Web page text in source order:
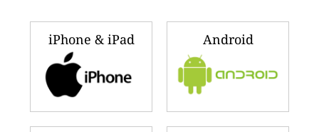
iPhone & iPad Android